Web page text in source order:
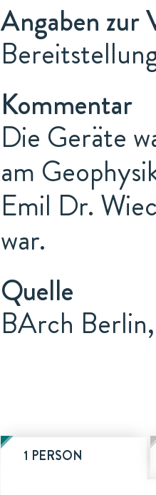
Angaben zur
Kommentar
Die Geräte
am
Emil Dr.
war.
Quelle
BArch
1 PERSON